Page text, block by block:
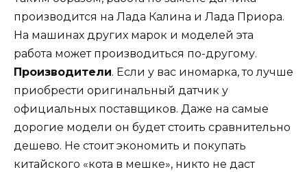
производится на Лада Калина и Лада Приора.
На машинах других марок и моделей эта
работа может производиться по-другому.
Производители. Если у вас иномарка, то лучше
приобрести оригинальный датчик у
официальных поставщиков. Даже на самые
дорогие модели он будет стоить сравнительно
дешево. Не стоит экономить и покупать
китайского «кота в мешке», никто не даст